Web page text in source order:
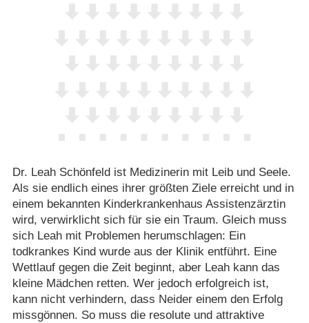
Dr. Leah Schönfeld ist Medizinerin mit Leib und Seele.
Als sie endlich eines ihrer größten Ziele erreicht und in
einem bekannten Kinderkrankenhaus Assistenzärztin
wird, verwirklicht sich für sie ein Traum. Gleich muss
sich Leah mit Problemen herumschlagen: Ein
todkrankes Kind wurde aus der Klinik entführt. Eine
Wettlauf gegen die Zeit beginnt, aber Leah kann das
kleine Mädchen retten. Wer jedoch erfolgreich ist,
kann nicht verhindern, dass Neider einem den Erfolg
missgönnen. So muss die resolute und attraktive